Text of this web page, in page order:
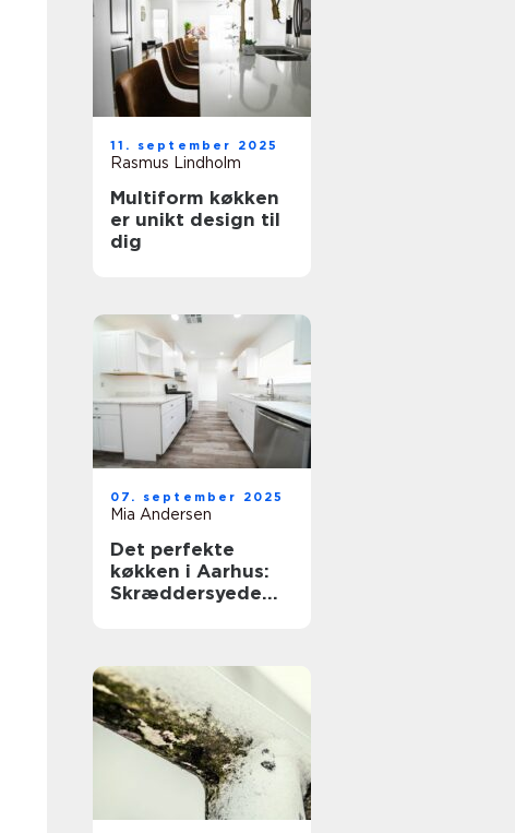
11. september 2025
Rasmus Lindholm
Multiform køkken
er unikt design til
dig
07. september 2025
Mia Andersen
Det perfekte
køkken i Aarhus:
Skræddersyede